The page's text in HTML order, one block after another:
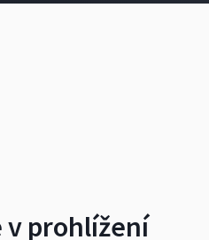
v prohlížení